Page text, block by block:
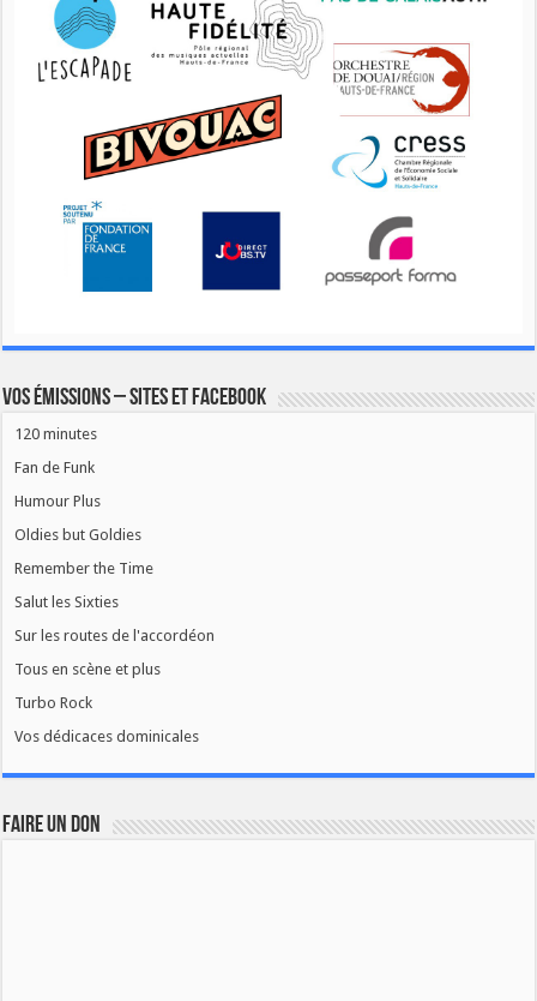
Vos émissions – Sites et Facebook
120 minutes
Fan de Funk
Humour Plus
Oldies but Goldies
Remember the Time
Salut les Sixties
Sur les routes de l'accordéon
Tous en scène et plus
Turbo Rock
Vos dédicaces dominicales
FAIRE UN DON